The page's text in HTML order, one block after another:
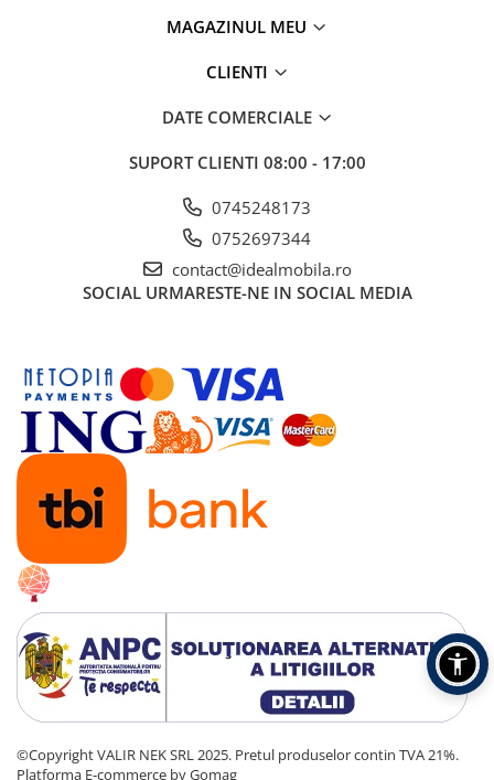
MAGAZINUL MEU
CLIENTI
DATE COMERCIALE
SUPORT CLIENTI 08:00 - 17:00
0745248173
0752697344
contact@idealmobila.ro
SOCIAL URMARESTE-NE IN SOCIAL MEDIA
©Copyright VALIR NEK SRL 2025. Pretul produselor contin TVA 21%.
Platforma E-commerce by Gomag